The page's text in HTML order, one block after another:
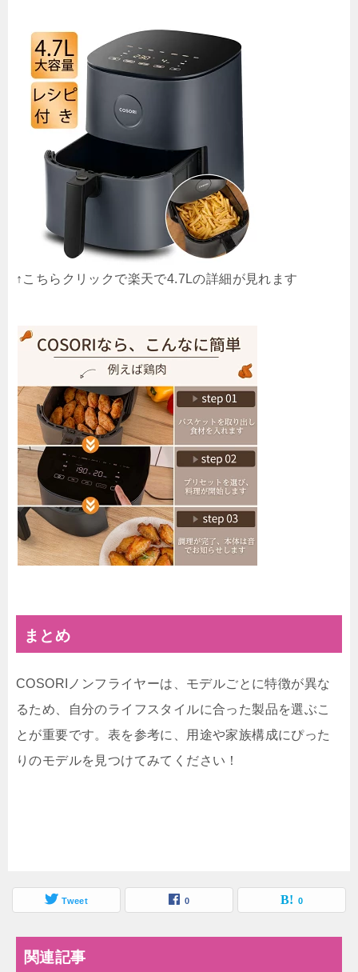
↑こちらクリックで楽天で4.7Lの詳細が見れます
まとめ
COSORIノンフライヤーは、モデルごとに特徴が異な
るため、自分のライフスタイルに合った製品を選ぶこ
とが重要です。表を参考に、用途や家族構成にぴった
りのモデルを見つけてみてください！
Tweet 0 0
関連記事